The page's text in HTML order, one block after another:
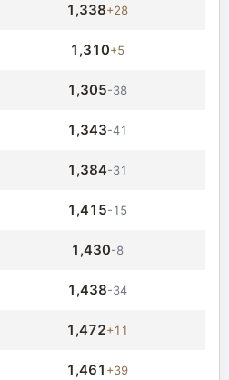
1,338+28
1,310+5
1,305-38
1,343-41
1,384-31
1,415-15
1,430-8
1,438-34
1,472+11
1,461 +39